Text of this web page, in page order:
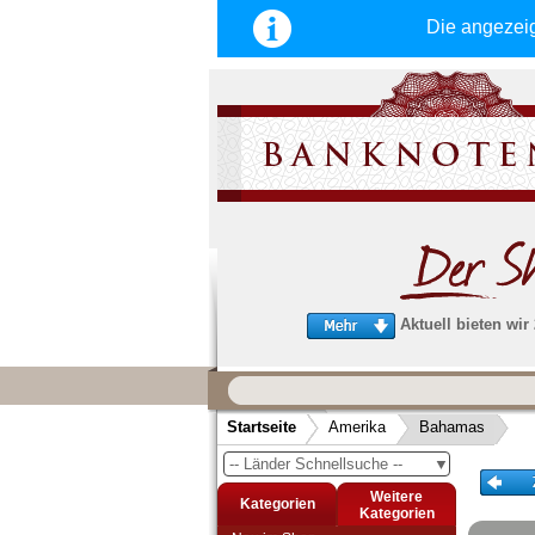
Die
Aktuell bieten wir
schnellen, sicheren und
Service
Schneller und sicherer Versand-
Bestellungen werktags bis 14:00 Uhr,
noch am selben Tag verschickt werden.
(Versand mit DHL oder Deutsche Post)
Startseite Amerika Bahamas
▼
-- Länder Schnellsuche --
Kategorien
Weitere
Kategorien